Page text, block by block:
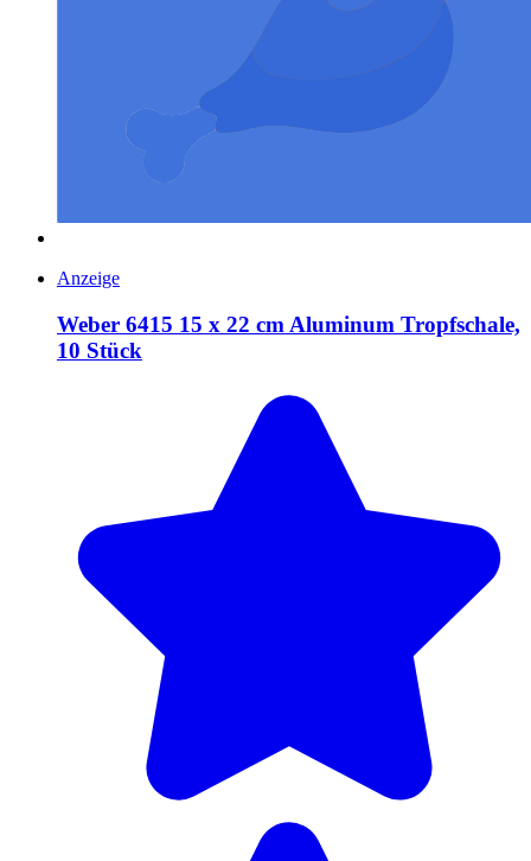
Anzeige
Weber 6415 15 x 22 cm Aluminum Tropfschale,
10 Stück